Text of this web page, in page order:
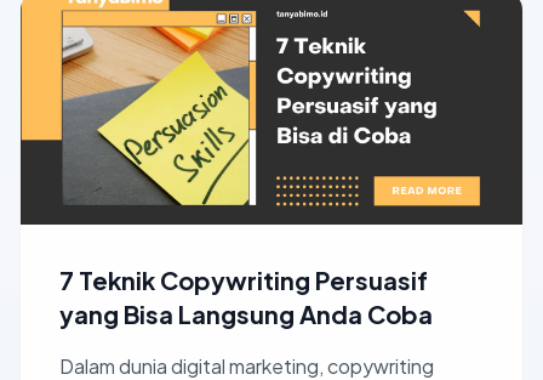
7 Teknik Copywriting Persuasif
yang Bisa Langsung Anda Coba
Dalam dunia digital marketing, copywriting